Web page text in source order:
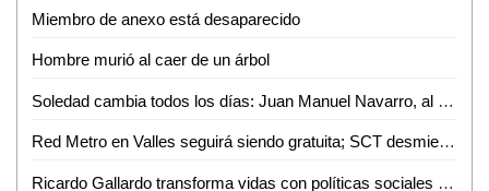
Miembro de anexo está desaparecido
Hombre murió al caer de un árbol
Soledad cambia todos los días: Juan Manuel Navarro, al arrancar pavimentación en bulevar Valle de los Fantasmas
Red Metro en Valles seguirá siendo gratuita; SCT desmiente cobro de 12 pesos
Ricardo Gallardo transforma vidas con políticas sociales sin límites